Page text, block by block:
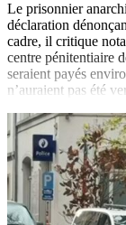
Le prisonnier
déclaration
cadre, il critique
centre pénitentiaire
seraient payés
n’auraient pas été